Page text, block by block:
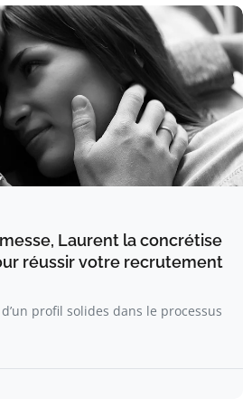
Laurent la concrétise
réussir votre recrutement
profil solides dans le processus